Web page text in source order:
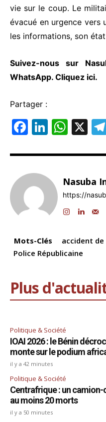
vie sur le coup. Le
évacué en urgence vers
les informations, son
Suivez-nous sur
WhatsApp. Cliquez ici.
Partager :
F
c
e
b
o
k
Li
k
e
dI
n
W
at
s
A
p
X
Nasuba
https://
Mots-Clés accident
Police Républicaine
Plus
Politique & Société
IOAI 2026 : le Bénin
monte sur le podium
il y a 42 minutes
Politique & Société
Centrafrique : un
au moins 20 morts
il y a 50 minutes